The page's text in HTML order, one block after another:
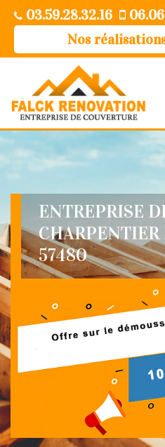
03.59.28.32.16
Nos
ENTREPRISE
CHARPENTIER
57480